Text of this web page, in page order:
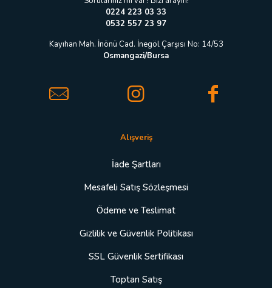
0224 223 03 33
0532 557 23 97
Kayıhan Mah. İnönü Cad. İnegöl Çarşısı No: 14/53
Osmangazi/Bursa
Alışveriş
İade Şartları
Mesafeli Satış Sözleşmesi
Ödeme ve Teslimat
Gizlilik ve Güvenlik Politikası
SSL Güvenlik Sertifikası
Toptan Satış